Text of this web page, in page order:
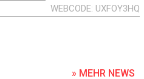
WEBCODE UXFOY3HQ
» MEHR NEWS